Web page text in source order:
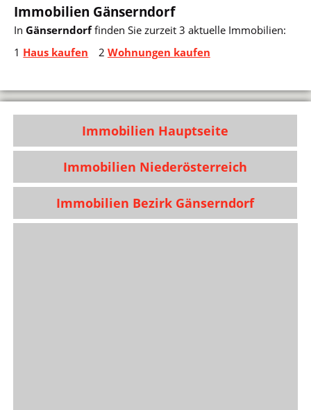
Immobilien Gänserndorf
InGänserndorffinden Sie zurzeit 3 aktuelle Immobilien:
1 Haus kaufen 2 Wohnungen kaufen
Immobilien Hauptseite
Immobilien Niederösterreich
Immobilien Bezirk Gänserndorf